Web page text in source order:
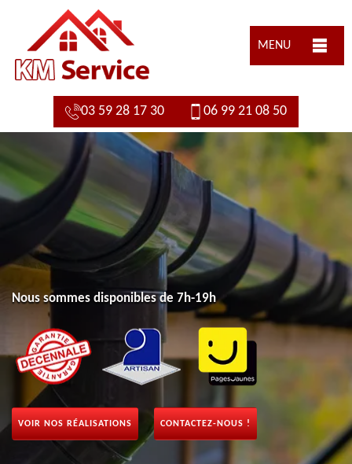
MENU
03 59 28 17 30 06 99 21 08 50
Nous sommes disponibles de 7h-19h
VOIR NOS RÉALISATIONS CONTACTEZ-NOUS !